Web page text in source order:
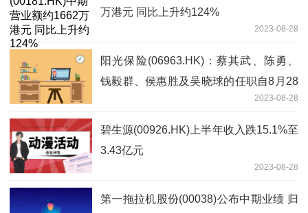
万港元 同比上升约124%
2023-08-28
阳光保险(06963.HK)：蔡其武、陈勇、
钱毅群、侯惠胜及吴晓球的任职自8月28
2023-08-28
碧生源(00926.HK)上半年收入跌15.1%至
3.43亿元
2023-08-28
第一拖拉机股份(00038)公布中期业绩 归